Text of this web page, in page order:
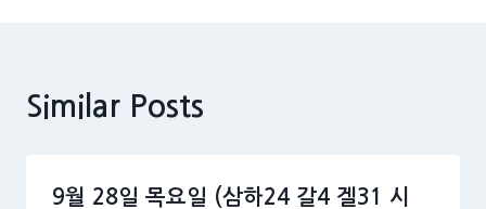
Similar Posts
9월 28일 목요일 (삼하24 갈4 겔31 시